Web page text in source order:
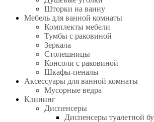
Шторки на ванну
Мебель для ванной комнаты
Комплекты мебели
Тумбы с раковиной
Зеркала
Столешницы
Консоли с раковиной
Шкафы-пеналы
Аксессуары для ванной комнаты
Мусорные ведра
Клининг
Диспенсеры
Диспенсеры туалетной